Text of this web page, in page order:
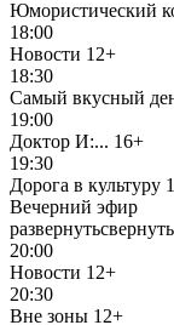
Юмористический
18:00
Новости 12+
18:30
Самый вкусный
19:00
Доктор И:... 16+
19:30
Дорога в культуру
Вечерний эфир
развернутьсвернуть
20:00
Новости 12+
20:30
Вне зоны 12+